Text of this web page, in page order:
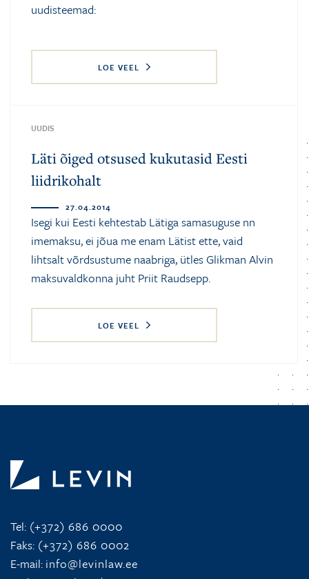
uudisteemad:
LOE VEEL
UUDIS
Läti õiged otsused kukutasid Eesti
liidrikohalt
27.04.2014
Isegi kui Eesti kehtestab Lätiga samasuguse nn
imemaksu, ei jõua me enam Lätist ette, vaid
lihtsalt võrdsustume naabriga, ütles Glikman Alvin
maksuvaldkonna juht Priit Raudsepp.
LOE VEEL
Tel: (+372) 686 0000
Faks: (+372) 686 0002
E-mail: info@levinlaw.ee